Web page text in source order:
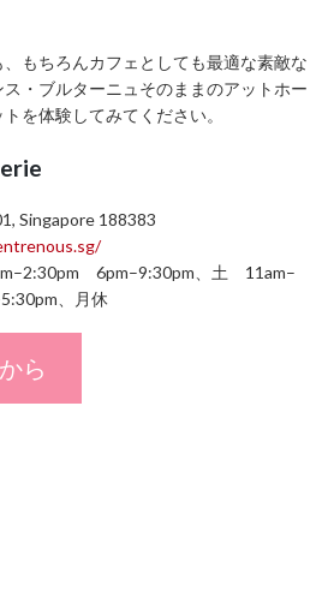
もちろんカフェとしても最適な素敵な
・ブルターニュそのままのアットホー
トを体験してみてください。
Singapore 188383
6pm–9:30pm、土 11am–
、月休
ら